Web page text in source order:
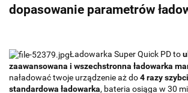
dopasowanie parametrów
Ładowarka Super Quick PD to
zaawansowana i wszechstronna ładowarka
naładować twoje urządzenie aż do4 razy
standardowa ładowarka, bateria osiąga w 30